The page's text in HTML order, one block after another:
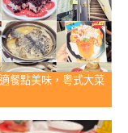
餐點美味，粵式大菜